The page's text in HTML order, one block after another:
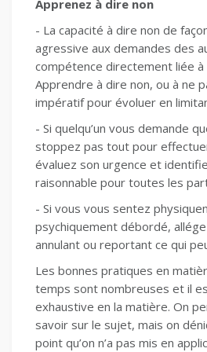
Apprenez à dire non
- La capacité à dire non de
agressive aux demandes des
compétence directement liée à
Apprendre à dire non, ou à ne
impératif pour évoluer en
- Si quelqu’un vous demande
stoppez pas tout pour
évaluez son urgence et
raisonnable pour toutes les
- Si vous vous sentez
psychiquement débordé,
annulant ou reportant ce qui
Les bonnes pratiques en
temps sont nombreuses et il
exhaustive en la matière. On
savoir sur le sujet, mais on
point qu’on n’a pas mis en